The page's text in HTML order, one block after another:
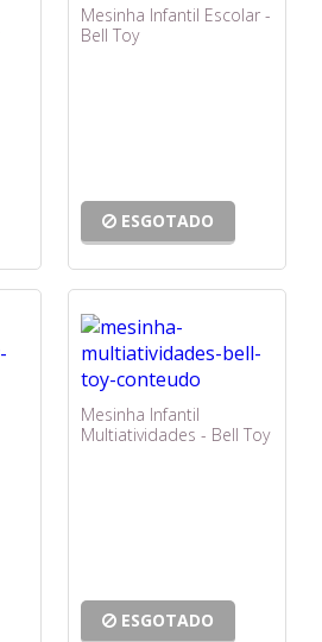
Mesinha Infantil Escolar -
Bell Toy
ESGOTADO
Mesinha Infantil
Multiatividades - Bell Toy
ESGOTADO